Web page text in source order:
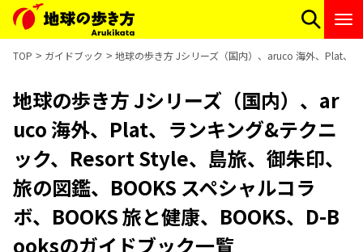
TOP ガイドブック 地球の歩き方 Jシリーズ（国内）、aruco 海外、Plat、
地球の歩き方 Jシリーズ（国内）、ar
uco 海外、Plat、ランキング&テクニ
ック、Resort Style、島旅、御朱印、
旅の図鑑、BOOKS スペシャルコラ
ボ、BOOKS 旅と健康、BOOKS、D-B
ooksのガイドブック一覧